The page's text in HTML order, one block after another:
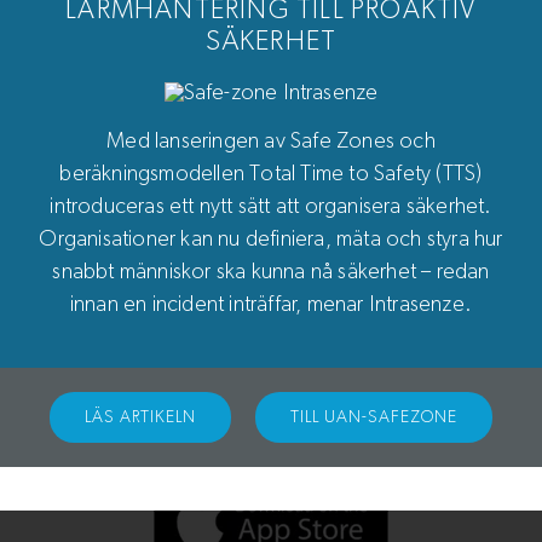
När tryggheten sätts på prov
ska?
Många säkerhetschefer kämpar med
splittrade system och långsamma processer
när varje sekund räknas. Hur kan du samla
alla larm, sensorer och åtgärder på ett ställe
– utan att byta
LARMHANTERING TILL PROAKTIV
SÄKERHET
Med lanseringen av Safe Zones och
beräkningsmodellen Total Time to Safety (TTS)
introduceras ett nytt sätt att organisera säkerhet.
Organisationer kan nu definiera, mäta och styra hur
snabbt människor ska kunna nå säkerhet – redan
innan en incident inträffar, menar Intrasenze.
LÄS ARTIKELN TILL UAN-SAFEZONE